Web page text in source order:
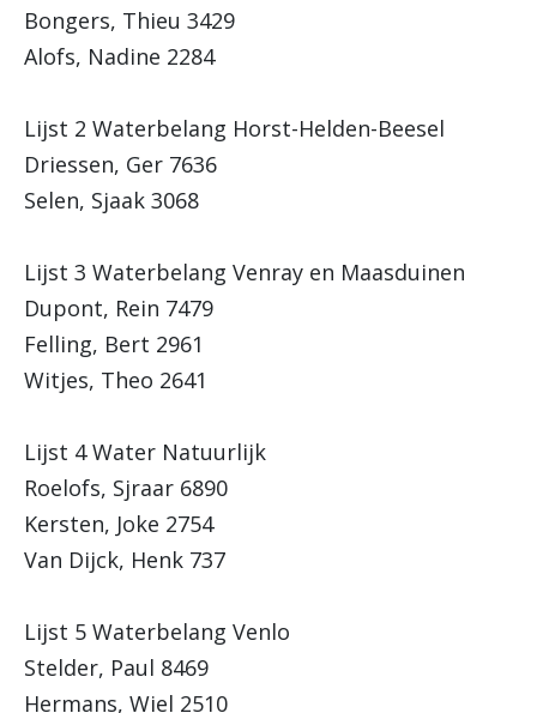
Bongers, Thieu 3429
Alofs, Nadine 2284
Lijst 2 Waterbelang Horst-Helden-Beesel
Driessen, Ger 7636
Selen, Sjaak 3068
Lijst 3 Waterbelang Venray en Maasduinen
Dupont, Rein 7479
Felling, Bert 2961
Witjes, Theo 2641
Lijst 4 Water Natuurlijk
Roelofs, Sjraar 6890
Kersten, Joke 2754
Van Dijck, Henk 737
Lijst 5 Waterbelang Venlo
Stelder, Paul 8469
Hermans, Wiel 2510